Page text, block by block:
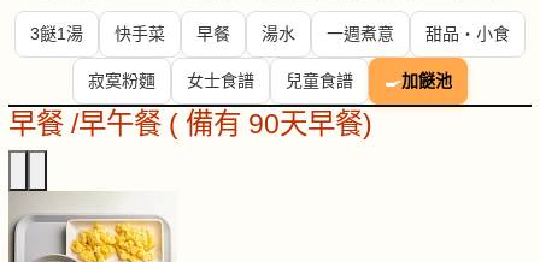
3餸1湯 快手菜 早餐 湯水 一週煮意 甜品・小食
寂寞粉麵 女士食譜 兒童食譜 🍳加餸池
早餐 /早午餐 ( 備有 90天早餐)